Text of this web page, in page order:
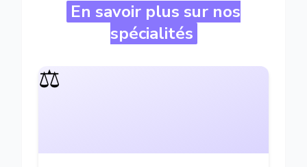
En savoir plus sur nos
spécialités
⚖️